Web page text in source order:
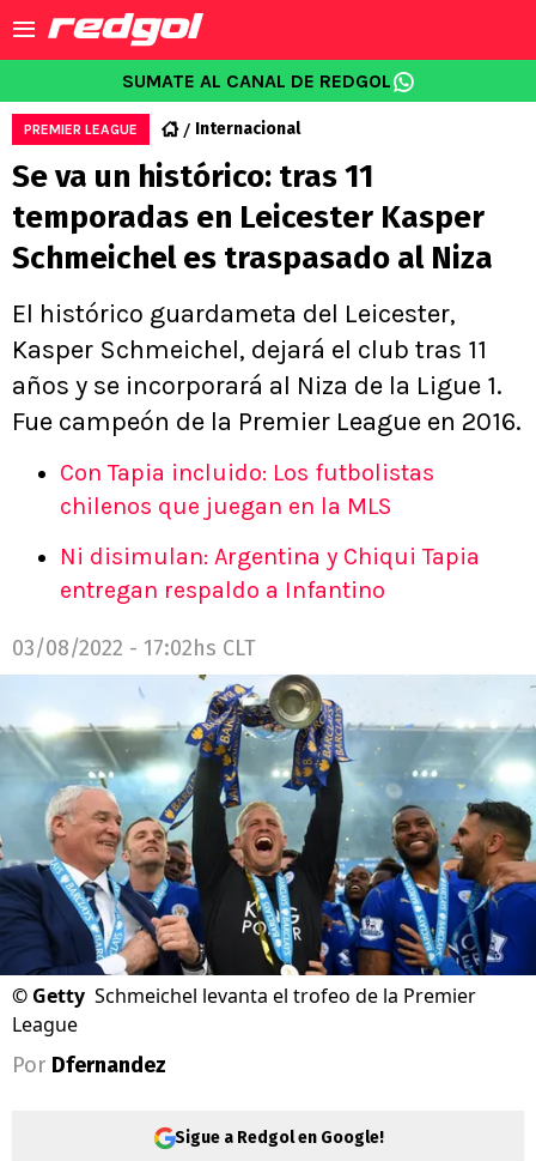
SUMATE AL CANAL DE REDGOL
PREMIER LEAGUE Internacional
Se va un histórico: tras 11
temporadas en Leicester Kasper
Schmeichel es traspasado al Niza
El histórico guardameta del Leicester,
Kasper Schmeichel, dejará el club tras 11
años y se incorporará al Niza de la Ligue 1.
Fue campeón de la Premier League en 2016.
Con Tapia incluido: Los futbolistas
chilenos que juegan en la MLS
Ni disimulan: Argentina y Chiqui Tapia
entregan respaldo a Infantino
03/08/2022 - 17:02hs CLT
© Getty Schmeichel levanta el trofeo de la Premier
League
Por Dfernandez
Sigue a Redgol en Google!